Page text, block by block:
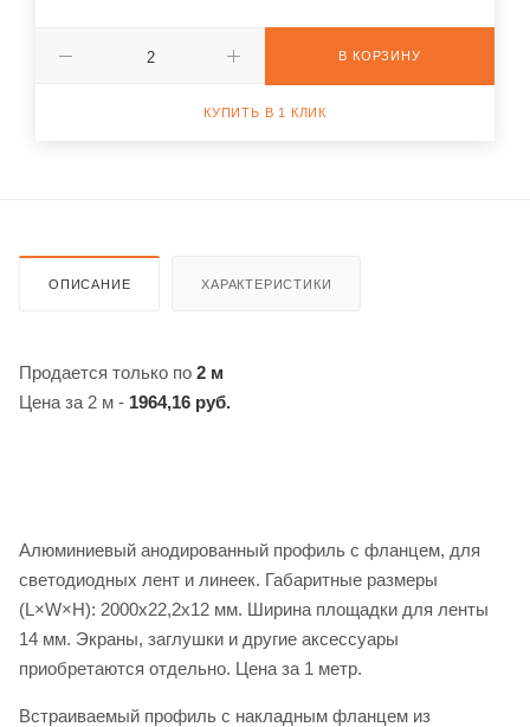
В КОРЗИНУ
КУПИТЬ В 1 КЛИК
ОПИСАНИЕ ХАРАКТЕРИСТИКИ
Продается только по 2 м
Цена за 2 м - 1964,16 руб.
Алюминиевый анодированный профиль с фланцем, для
светодиодных лент и линеек. Габаритные размеры
(L×W×H): 2000x22,2x12 мм. Ширина площадки для ленты
14 мм. Экраны, заглушки и другие аксессуары
приобретаются отдельно. Цена за 1 метр.
Встраиваемый профиль с накладным фланцем из